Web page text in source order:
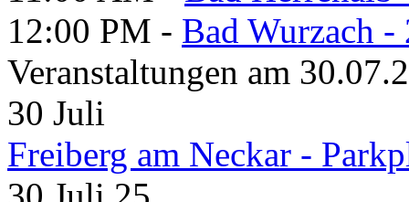
12:00 PM - Bad Wurzach
Veranstaltungen am
30 Juli
Freiberg am Neckar -